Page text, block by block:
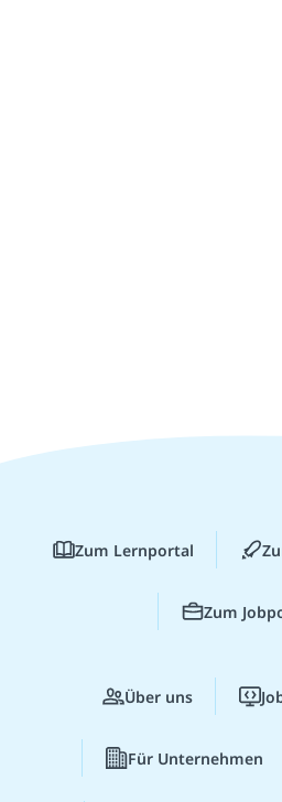
Zum Lernportal
Zum
Über uns
Für Unternehmen